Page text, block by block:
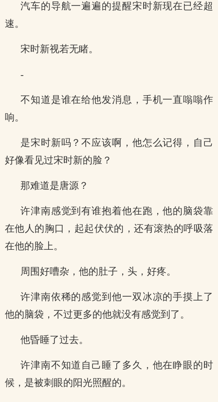
汽车的导航一遍遍的提醒宋时新现在已经超
速。
宋时新视若无睹。
-
不知道是谁在给他发消息，手机一直嗡嗡作
响。
是宋时新吗？不应该啊，他怎么记得，自己
好像看见过宋时新的脸？
那难道是唐源？
许津南感觉到有谁抱着他在跑，他的脑袋靠
在他人的胸口，起起伏伏的，还有滚热的呼吸落
在他的脸上。
周围好嘈杂，他的肚子，头，好疼。
许津南依稀的感觉到他一双冰凉的手摸上了
他的脑袋，不过更多的他就没有感觉到了。
他昏睡了过去。
许津南不知道自己睡了多久，他在睁眼的时
候，是被刺眼的阳光照醒的。